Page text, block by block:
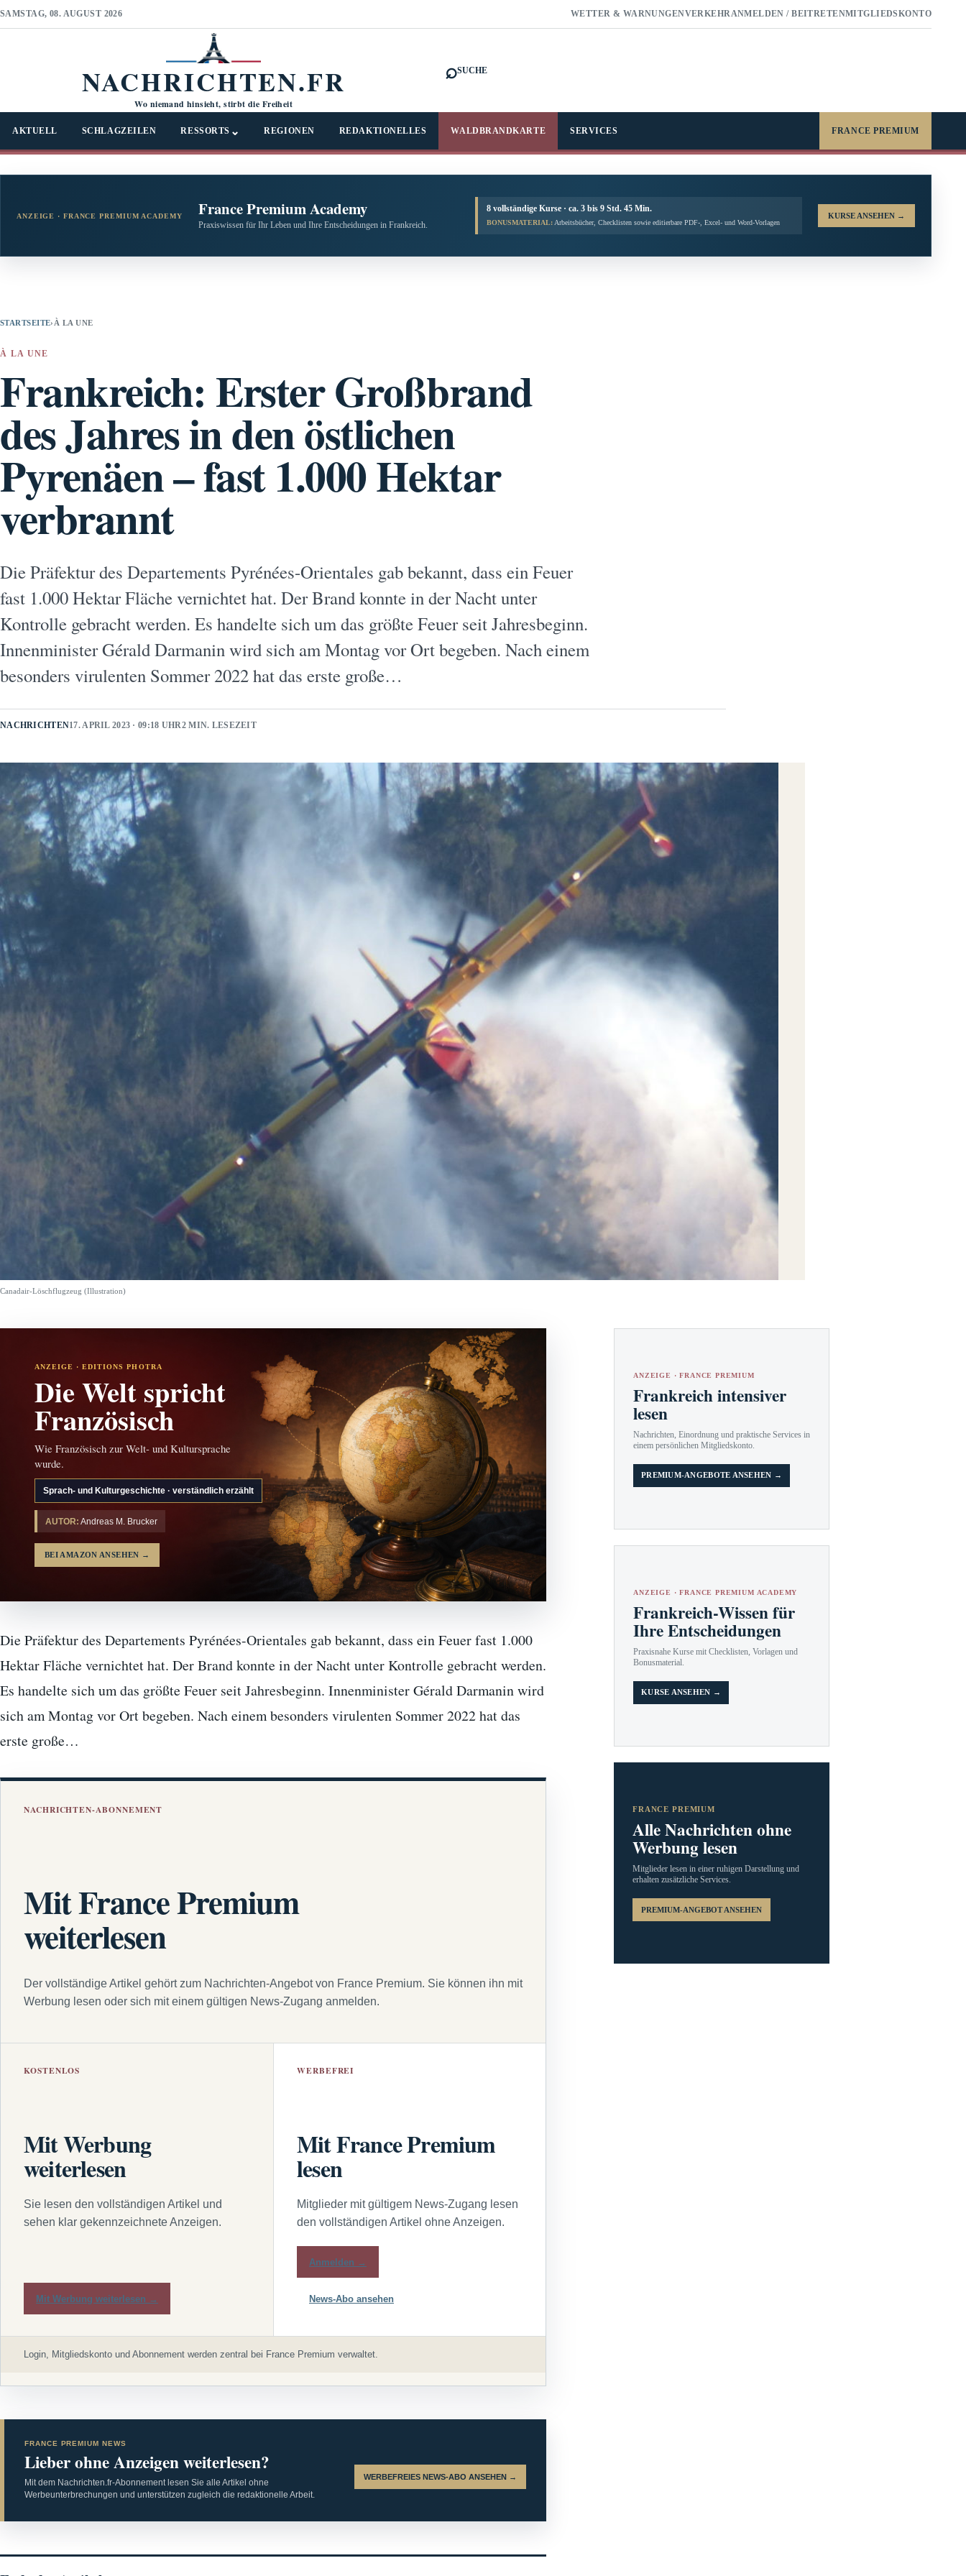
SAMSTAG, 08. AUGUST 2026 WETTER & WARNUNGENVERKEHRANMELDEN / BEITRETENMITGLIEDSKONTO
NACHRICHTEN.FR
Wo niemand hinsieht, stirbt die Freiheit
⌕SUCHE
AKTUELL SCHLAGZEILEN RESSORTS ⌄ REGIONEN REDAKTIONELLES WALDBRANDKARTE SERVICES FRANCE PREMIUM
ANZEIGE · FRANCE PREMIUM ACADEMY France Premium Academy
Praxiswissen für Ihr Leben und Ihre Entscheidungen in Frankreich.
8 vollständige Kurse · ca. 3 bis 9 Std. 45 Min.
BONUSMATERIAL: Arbeitsbücher, Checklisten sowie editierbare PDF-, Excel- und Word-Vorlagen
KURSE ANSEHEN →
STARTSEITE› À LA UNE
À LA UNE
Frankreich: Erster Großbrand
des Jahres in den östlichen
Pyrenäen – fast 1.000 Hektar
verbrannt
Die Präfektur des Departements Pyrénées-Orientales gab bekannt, dass ein Feuer
fast 1.000 Hektar Fläche vernichtet hat. Der Brand konnte in der Nacht unter
Kontrolle gebracht werden. Es handelte sich um das größte Feuer seit Jahresbeginn.
Innenminister Gérald Darmanin wird sich am Montag vor Ort begeben. Nach einem
besonders virulenten Sommer 2022 hat das erste große…
NACHRICHTEN17. APRIL 2023 · 09:18 UHR2 MIN. LESEZEIT
Canadair-Löschflugzeug (Illustration)
ANZEIGE · EDITIONS PHOTRA
Die Welt spricht
Französisch
Wie Französisch zur Welt- und Kultursprache
wurde.
Sprach- und Kulturgeschichte · verständlich erzählt
AUTOR: Andreas M. Brucker
BEI AMAZON ANSEHEN →
Die Präfektur des Departements Pyrénées-Orientales gab bekannt, dass ein Feuer fast 1.000
Hektar Fläche vernichtet hat. Der Brand konnte in der Nacht unter Kontrolle gebracht werden.
Es handelte sich um das größte Feuer seit Jahresbeginn. Innenminister Gérald Darmanin wird
sich am Montag vor Ort begeben. Nach einem besonders virulenten Sommer 2022 hat das
erste große…
NACHRICHTEN-ABONNEMENT
Mit France Premium
weiterlesen
Der vollständige Artikel gehört zum Nachrichten-Angebot von France Premium. Sie können ihn mit
Werbung lesen oder sich mit einem gültigen News-Zugang anmelden.
KOSTENLOS
Mit Werbung
weiterlesen
Sie lesen den vollständigen Artikel und
sehen klar gekennzeichnete Anzeigen.
Mit Werbung weiterlesen →
WERBEFREI
Mit France Premium
lesen
Mitglieder mit gültigem News-Zugang lesen
den vollständigen Artikel ohne Anzeigen.
Anmelden →
News-Abo ansehen
Login, Mitgliedskonto und Abonnement werden zentral bei France Premium verwaltet.
FRANCE PREMIUM NEWS
Lieber ohne Anzeigen weiterlesen?
Mit dem Nachrichten.fr-Abonnement lesen Sie alle Artikel ohne
Werbeunterbrechungen und unterstützen zugleich die redaktionelle Arbeit.
WERBEFREIES NEWS-ABO ANSEHEN →
ANZEIGE · FRANCE PREMIUM
Frankreich intensiver
lesen
Nachrichten, Einordnung und praktische Services in
einem persönlichen Mitgliedskonto.
PREMIUM-ANGEBOTE ANSEHEN →
ANZEIGE · FRANCE PREMIUM ACADEMY
Frankreich-Wissen für
Ihre Entscheidungen
Praxisnahe Kurse mit Checklisten, Vorlagen und
Bonusmaterial.
KURSE ANSEHEN →
FRANCE PREMIUM
Alle Nachrichten ohne
Werbung lesen
Mitglieder lesen in einer ruhigen Darstellung und
erhalten zusätzliche Services.
PREMIUM-ANGEBOT ANSEHEN